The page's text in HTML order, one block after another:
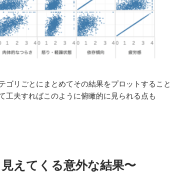
ゴリごとにまとめてその結果をプロットすること
工夫すればこのように俯瞰的に見られる点も
えてくる意外な結果〜